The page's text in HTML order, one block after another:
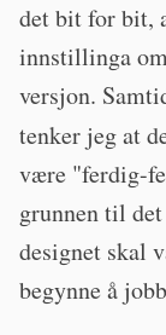
det bit for bit,
innstillinga
versjon.
tenker jeg at
være "ferdig-
grunnen til
designet skal
begynne å